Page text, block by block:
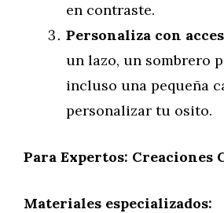
en contraste.
Personaliza con
un lazo, un sombrero
incluso una pequeña
personalizar tu osito.
Para Expertos: Creaciones
Materiales especializados: